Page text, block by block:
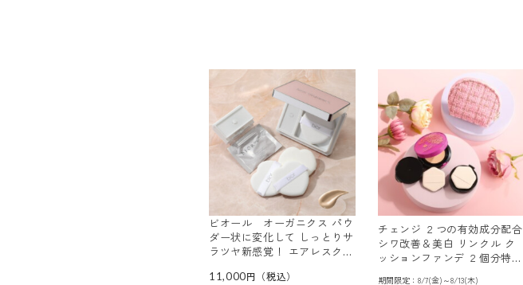
ビオール オーガニクス パウ
ダー状に変化して しっとりサ
ラツヤ新感覚！ エアレスクッ
美容液ファンデーション ２個
11,000
チェンジ ２つの有効成分配合
シワ改善＆美白 リンクル ク
ッションファンデ ２個分特別
期間限定：8/7(金)～8/13(木)